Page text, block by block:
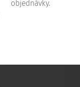
objednávky.